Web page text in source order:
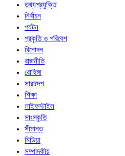
তথ্যপ্রযুক্তি
নির্বাচন
পর্যটন
প্রকৃতি ও পরিবেশ
বিনোদন
রাজনীতি
রোহিঙ্গা
সারাদেশ
শিক্ষা
লাইফস্টাইল
সাংস্কৃতি
সীমান্ত
মিডিয়া
সম্পাদকীয়